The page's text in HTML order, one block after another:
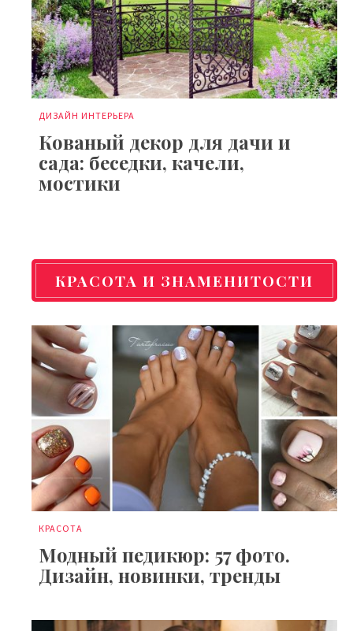
ДИЗАЙН ИНТЕРЬЕРА
Кованый декор для дачи и
сада: беседки, качели,
мостики
КРАСОТА И ЗНАМЕНИТОСТИ
КРАСОТА
Модный педикюр: 57 фото.
Дизайн, новинки, тренды